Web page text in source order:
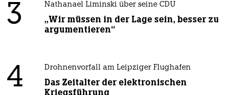
3 Nathanael Liminski über seine CDU
„Wir müssen in der Lage sein, besser zu
argumentieren“
4 Drohnenvorfall am Leipziger Flughafen
Das Zeitalter der elektronischen
Kriegsführung